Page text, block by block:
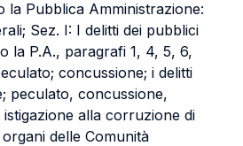
la Pubblica Amministrazione:
Sez. I: I delitti dei pubblici
la P.A., paragrafi 1, 4, 5, 6,
concussione; i delitti
peculato, concussione,
alla corruzione di
delle Comunità